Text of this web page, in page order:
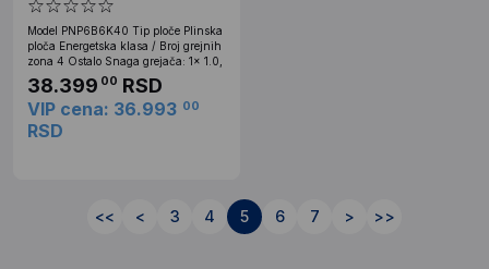
Model PNP6B6K40 Tip ploče Plinska
ploča Energetska klasa / Broj grejnih
zona 4 Ostalo Snaga grejača: 1x 1.0,
38.399 00 RSD
VIP cena: 36.993 00
RSD
<< < 3 4 5 6 7 > >>